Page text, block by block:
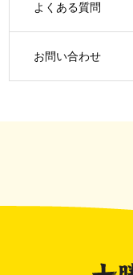
よくある質問
お問い合わせ